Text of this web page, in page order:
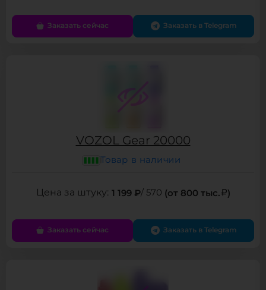
Заказать сейчас Заказать в Telegram
VOZOL Gear 20000
Товар в наличии
1 199 ₽/ 570 (от 800 тыс. )
Заказать сейчас Заказать в Telegram